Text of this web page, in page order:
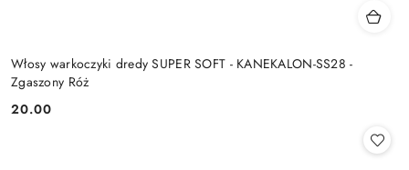
Włosy warkoczyki dredy SUPER SOFT - KANEKALON-SS28 -
Zgaszony Róż
Cena:
20.00